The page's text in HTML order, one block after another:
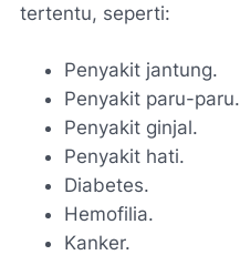
tertentu, seperti:
Penyakit jantung.
Penyakit paru-paru.
Penyakit ginjal.
Penyakit hati.
Diabetes.
Hemofilia.
Kanker.